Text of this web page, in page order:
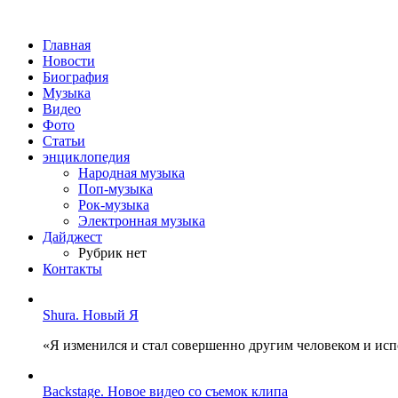
Главная
Новости
Биография
Музыка
Видео
Фото
Статьи
энциклопедия
Народная музыка
Поп-музыка
Рок-музыка
Электронная музыка
Дайджест
Рубрик нет
Контакты
Shura. Новый Я
«Я изменился и стал совершенно другим человеком и
Backstage. Новое видео со съемок клипа